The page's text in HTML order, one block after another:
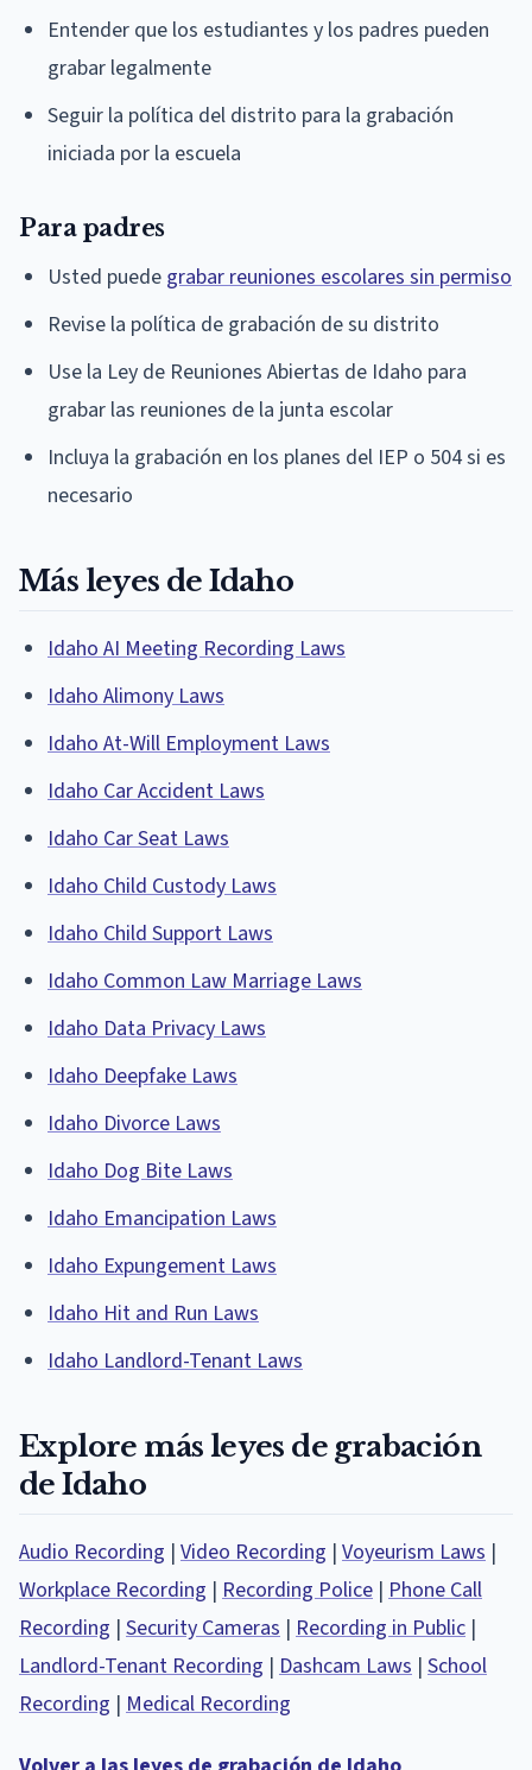
Entender que los estudiantes y los padres pueden
grabar legalmente
Seguir la política del distrito para la grabación
iniciada por la escuela
Para padres
Usted puede grabar reuniones escolares sin permiso
Revise la política de grabación de su distrito
Use la Ley de Reuniones Abiertas de Idaho para
grabar las reuniones de la junta escolar
Incluya la grabación en los planes del IEP o 504 si es
necesario
Más leyes de Idaho
Idaho AI Meeting Recording Laws
Idaho Alimony Laws
Idaho At-Will Employment Laws
Idaho Car Accident Laws
Idaho Car Seat Laws
Idaho Child Custody Laws
Idaho Child Support Laws
Idaho Common Law Marriage Laws
Idaho Data Privacy Laws
Idaho Deepfake Laws
Idaho Divorce Laws
Idaho Dog Bite Laws
Idaho Emancipation Laws
Idaho Expungement Laws
Idaho Hit and Run Laws
Idaho Landlord-Tenant Laws
Explore más leyes de grabación
de Idaho
Audio Recording | Video Recording | Voyeurism Laws |
Workplace Recording | Recording Police | Phone Call
Recording | Security Cameras | Recording in Public |
Landlord-Tenant Recording | Dashcam Laws | School
Recording | Medical Recording